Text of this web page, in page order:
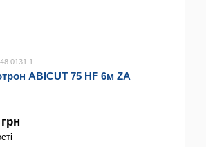
ABICUT 75 HF 6м ZA